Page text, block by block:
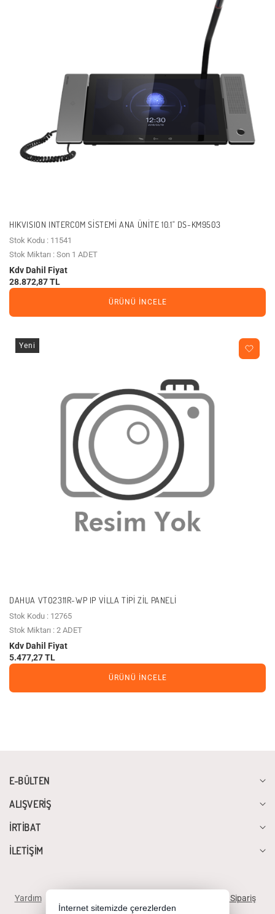
HIKVISION INTERCOM SİSTEMİ ANA ÜNİTE 10.1" DS-KM9503
Stok Kodu : 11541
Stok Miktarı : Son 1 ADET
Kdv Dahil Fiyat
28.872,87 TL
ÜRÜNÜ İNCELE
Yeni
DAHUA VTO2311R-WP IP VILLA TIPI ZIL PANELI
Stok Kodu : 12765
Stok Miktarı : 2 ADET
Kdv Dahil Fiyat
5.477,27 TL
ÜRÜNÜ İNCELE
E-BÜLTEN
ALIŞVERİŞ
İRTİBAT
İLETİŞİM
Yardım Telefonla Sipariş
İnternet sitemizde çerezlerden